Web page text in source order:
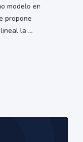
modelo en
propone
la ...